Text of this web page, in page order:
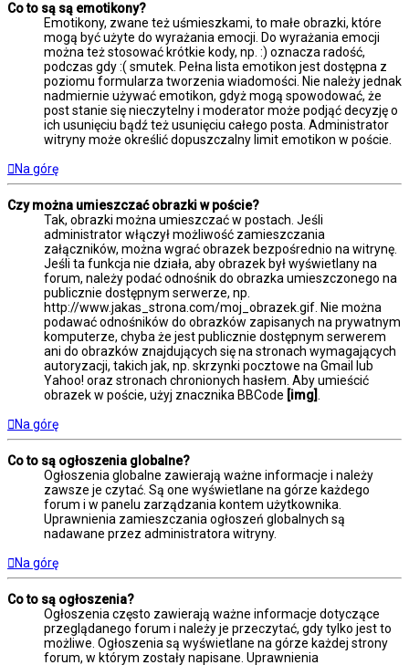
Co to są są emotikony?
Emotikony, zwane też uśmieszkami, to małe obrazki, które
mogą być użyte do wyrażania emocji. Do wyrażania emocji
można też stosować krótkie kody, np. :) oznacza radość,
podczas gdy :( smutek. Pełna lista emotikon jest dostępna z
poziomu formularza tworzenia wiadomości. Nie należy jednak
nadmiernie używać emotikon, gdyż mogą spowodować, że
post stanie się nieczytelny i moderator może podjąć decyzję o
ich usunięciu bądź też usunięciu całego posta. Administrator
witryny może określić dopuszczalny limit emotikon w poście.
Na górę
Czy można umieszczać obrazki w poście?
Tak, obrazki można umieszczać w postach. Jeśli
administrator włączył możliwość zamieszczania
załączników, można wgrać obrazek bezpośrednio na witrynę.
Jeśli ta funkcja nie działa, aby obrazek był wyświetlany na
forum, należy podać odnośnik do obrazka umieszczonego na
publicznie dostępnym serwerze, np.
http://www.jakas_strona.com/moj_obrazek.gif. Nie można
podawać odnośników do obrazków zapisanych na prywatnym
komputerze, chyba że jest publicznie dostępnym serwerem
ani do obrazków znajdujących się na stronach wymagających
autoryzacji, takich jak, np. skrzynki pocztowe na Gmail lub
Yahoo! oraz stronach chronionych hasłem. Aby umieścić
obrazek w poście, użyj znacznika BBCode [img].
Na górę
Co to są ogłoszenia globalne?
Ogłoszenia globalne zawierają ważne informacje i należy
zawsze je czytać. Są one wyświetlane na górze każdego
forum i w panelu zarządzania kontem użytkownika.
Uprawnienia zamieszczania ogłoszeń globalnych są
nadawane przez administratora witryny.
Na górę
Co to są ogłoszenia?
Ogłoszenia często zawierają ważne informacje dotyczące
przeglądanego forum i należy je przeczytać, gdy tylko jest to
możliwe. Ogłoszenia są wyświetlane na górze każdej strony
forum, w którym zostały napisane. Uprawnienia